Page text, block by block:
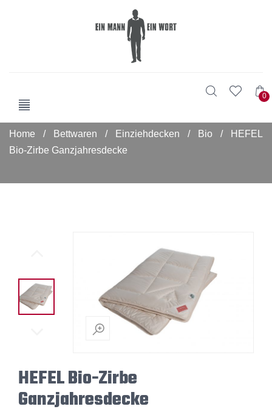
0
Home / Bettwaren / Einziehdecken / Bio /
HEFEL
Bio-Zirbe Ganzjahresdecke
HEFEL Bio-Zirbe
Ganzjahresdecke